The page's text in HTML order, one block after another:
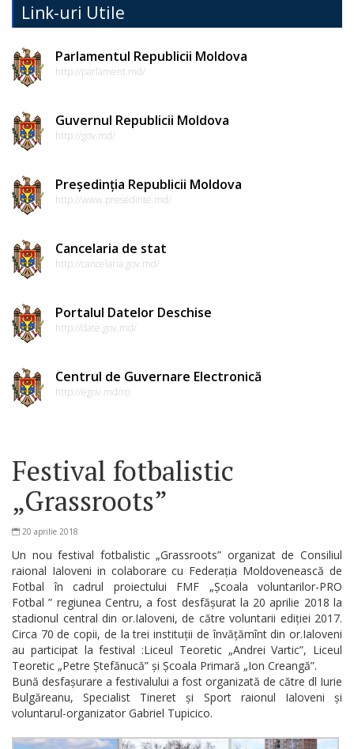
Link-uri Utile
Parlamentul Republicii Moldova
http://parlament.md/
Guvernul Republicii Moldova
http://gov.md/
Președinția Republicii Moldova
http://www.presedinte.md/
Cancelaria de stat
http://cancelaria.gov.md/
Portalul Datelor Deschise
http://date.gov.md/
Centrul de Guvernare Electronică
http://egov.md/ro
Festival fotbalistic
„Grassroots”
20 aprilie 2018
Un nou festival fotbalistic „Grassroots” organizat de Consiliul
raional Ialoveni in colaborare cu Federația Moldovenească de
Fotbal în cadrul proiectului FMF „Școala voluntarilor-PRO
Fotbal ” regiunea Centru, a fost desfășurat la 20 aprilie 2018 la
stadionul central din or.Ialoveni, de către voluntarii ediției 2017.
Circa 70 de copii, de la trei instituții de învățămînt din or.Ialoveni
au participat la festival :Liceul Teoretic „Andrei Vartic”, Liceul
Teoretic „Petre Ștefănucă” și Școala Primară „Ion Creangă”.
Bună desfașurare a festivalului a fost organizată de către dl Iurie
Bulgăreanu, Specialist Tineret și Sport raionul Ialoveni și
voluntarul-organizator Gabriel Tupicico.